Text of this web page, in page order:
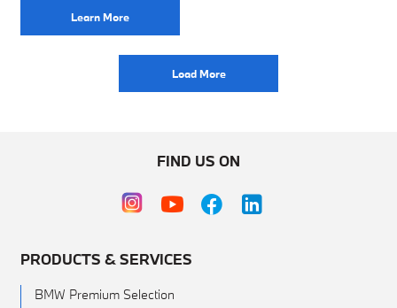
Learn More
Load More
FIND US ON
PRODUCTS & SERVICES
BMW Premium Selection